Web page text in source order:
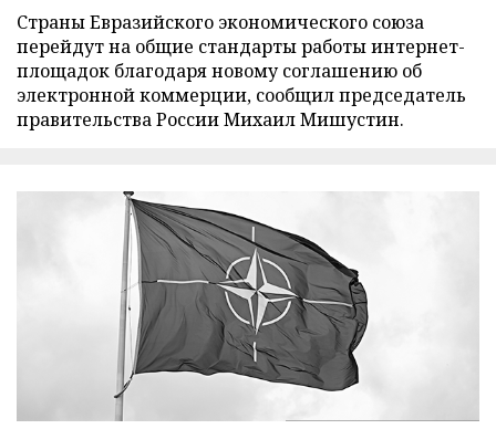
Страны Евразийского экономического союза
перейдут на общие стандарты работы интернет-
площадок благодаря новому соглашению об
электронной коммерции, сообщил председатель
правительства России Михаил Мишустин.